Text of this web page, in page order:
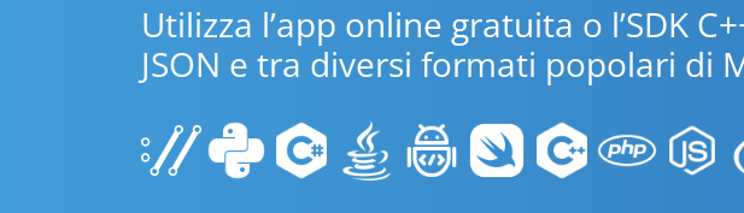
Utilizza l’app online gratuita o l’SDK
JSON e tra diversi formati popolari di